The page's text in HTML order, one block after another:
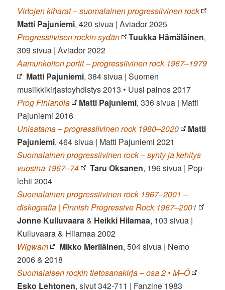
Virtojen kiharat – suomalainen progressiivinen rock
Matti Pajuniemi, 420 sivua | Aviador 2025
Progressiivisen rockin sydän
Tuukka Hämäläinen,
309 sivua | Aviador 2022
Aamunkoiton portit – progressiivinen rock 1967–1979
Matti Pajuniemi, 384 sivua | Suomen
musiikkikirjastoyhdistys 2013 • Uusi painos 2017
Prog Finlandia
Matti Pajuniemi, 336 sivua | Matti
Pajuniemi 2016
Unisatama – progressiivinen rock 1980–2020
Matti
Pajuniemi, 464 sivua | Matti Pajuniemi 2021
Suomalainen progressiivinen rock – synty ja kehitys
vuosina 1967–74
Taru Oksanen, 196 sivua | Pop-
lehti 2004
Suomalainen progressiivinen rock 1967–2001 –
diskografia | Finnish Progressive Rock 1967–2001
Jonne Kulluvaara& Heikki Hilamaa, 103 sivua |
Kulluvaara & Hilamaa 2002
Wigwam
Mikko Meriläinen, 504 sivua | Nemo
2006 & 2018
Suomalaisen rockin tietosanakirja – osa 2 • M–Ö
Esko Lehtonen, sivut 342-711 | Fanzine 1983